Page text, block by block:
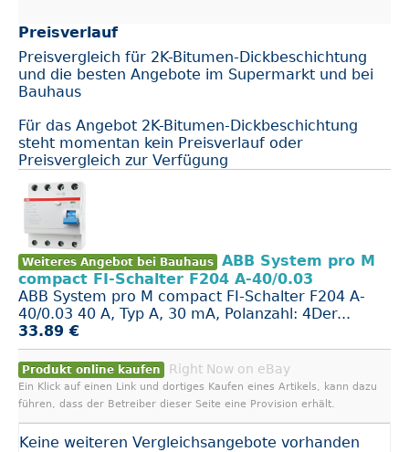
Preisverlauf
Preisvergleich für 2K-Bitumen-Dickbeschichtung
und die besten Angebote im Supermarkt und bei
Bauhaus
Für das Angebot 2K-Bitumen-Dickbeschichtung
steht momentan kein Preisverlauf oder
Preisvergleich zur Verfügung
Weiteres Angebot bei Bauhaus
ABB System pro M
compact FI-Schalter F204 A-40/0.03
ABB System pro M compact FI-Schalter F204 A-
40/0.03 40 A, Typ A, 30 mA, Polanzahl: 4Der...
33.89 €
Produkt online kaufen Right Now on eBay
Ein Klick auf einen Link und dortiges Kaufen eines Artikels, kann dazu
führen, dass der Betreiber dieser Seite eine Provision erhält.
Keine weiteren Vergleichsangebote vorhanden